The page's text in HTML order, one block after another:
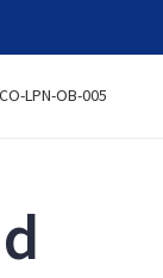
LPN-OB-005